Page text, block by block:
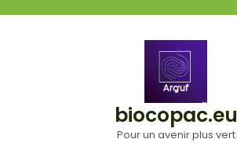
biocopac.eu
Pour un avenir plus vert